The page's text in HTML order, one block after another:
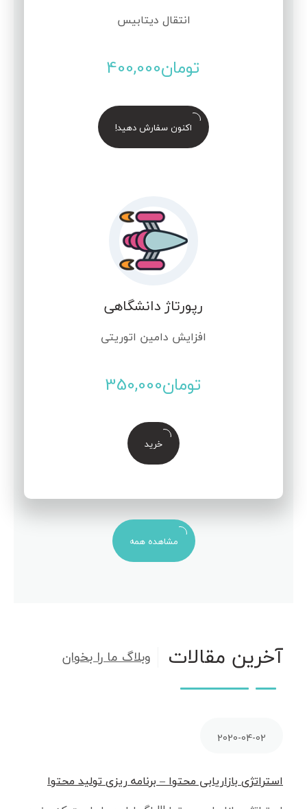
انتقال دیتابیس
تومان400,000
اکنون سفارش دهید!
رپورتاژ دانشگاهی
افزایش دامین اتوریتی
تومان350,000
خرید
مشاهده همه
آخرین مقالات وبلاگ ما را بخوان
2020-04-02
استراتژی بازاریابی محتوا – برنامه ریزی تولید محتوا